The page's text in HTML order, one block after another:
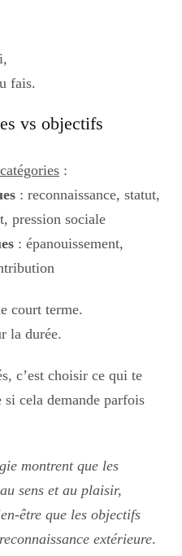
fais.
vs objectifs
:
: reconnaissance, statut,
pression sociale
: épanouissement,
court terme.
la durée.
c’est choisir ce qui te
cela demande parfois
montrent que les
sens et au plaisir,
être que les objectifs
extérieure.